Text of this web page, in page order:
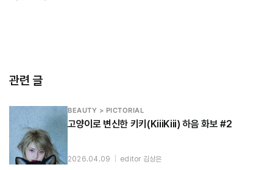
관련 글
BEAUTY > PICTORIAL
고양이로 변신한 키키(KiiiKiii) 하음 화보 #2
2026.04.09 editor 김상은